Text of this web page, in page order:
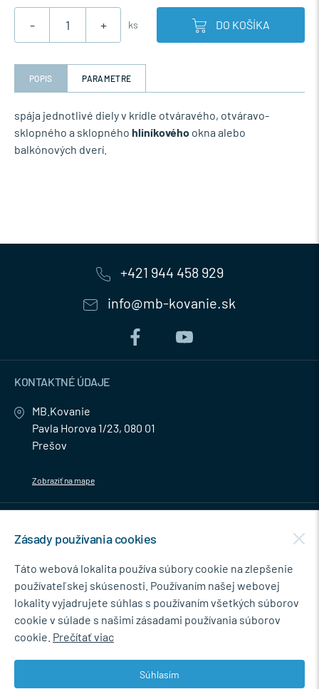
- + ks DO KOŠÍKA
POPIS PARAMETRE
spája jednotlivé diely v krídle otváravého, otváravo-
sklopného a sklopného hliníkového okna alebo
balkónových dverí.
+421 944 458 929
info@mb-kovanie.sk
KONTAKTNÉ ÚDAJE
MB.Kovanie
Pavla Horova 1/23, 080 01
Prešov
Zobraziť na mape
NEWSLETTER
Súhlasím so spracovaním osobných údajov pre marketingové účely.
Zásady ochrany osobných údajov
Zásady používania cookies
Táto webová lokalita používa súbory cookie na zlepšenie
používateľskej skúsenosti. Používaním našej webovej
lokality vyjadrujete súhlas s používaním všetkých súborov
cookie v súlade s našimi zásadami používania súborov
cookie. Prečítať viac
Súhlasím